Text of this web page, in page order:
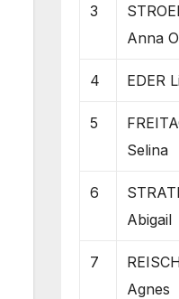
3
Anna
4 EDER
5
Selina
6
Abigail
7
Agnes